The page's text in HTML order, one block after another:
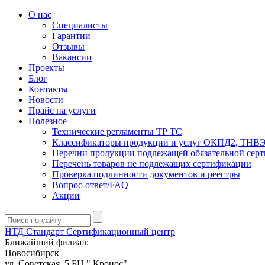
О нас
Специалисты
Гарантии
Отзывы
Вакансии
Проекты
Блог
Контакты
Новости
Прайс на услуги
Полезное
Технические регламенты ТР ТС
Классификаторы продукции и услуг ОКПД2,
Перечни продукции подлежащей обязательной
Перечень товаров не подлежащих сертификации
Проверка подлинности документов и реестры
Вопрос-ответ/FAQ
Акции
НТД Стандарт Сертификационный центр
Ближайший филиал:
Новосибирск